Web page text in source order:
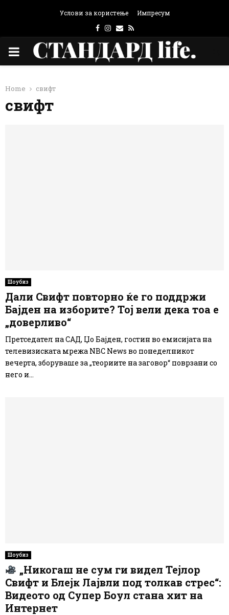
Услови за користење Импресум
Facebook
Instagram
Email
Rss
PRIMARY
Home свифт
свифт
Шоубиз
Дали Свифт повторно ќе го поддржи
Бајден на изборите? Тој вели дека тоа е
„доверливо“
Претседател на САД, Џо Бајден, гостин во емисијата на
телевизиската мрежа NBC News во понеделникот
вечерта, зборуваше за „теориите на заговор“ поврзани со
него и...
Шоубиз
„Никогаш не сум ги видел Тејлор
Свифт и Блејк Лајвли под толкав стрес“:
Видеото од Супер Боул стана хит на
Интернет